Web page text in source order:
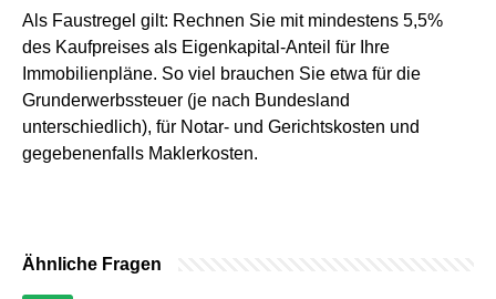
Als Faustregel gilt: Rechnen Sie mit mindestens 5,5%
des Kaufpreises als Eigenkapital-Anteil für Ihre
Immobilienpläne. So viel brauchen Sie etwa für die
Grunderwerbssteuer (je nach Bundesland
unterschiedlich), für Notar- und Gerichtskosten und
gegebenenfalls Maklerkosten.
Ähnliche Fragen